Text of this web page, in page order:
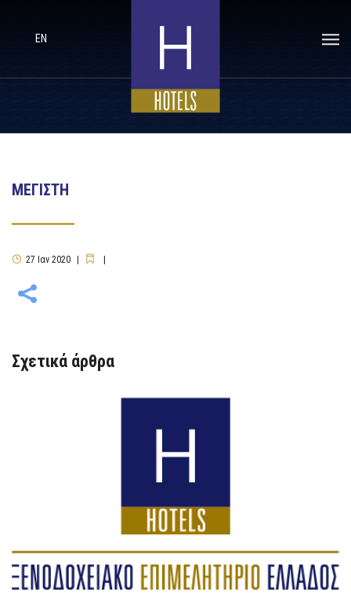
EN
ΜΕΓΙΣΤΗ
27 Ιαν 2020
Σχετικά άρθρα